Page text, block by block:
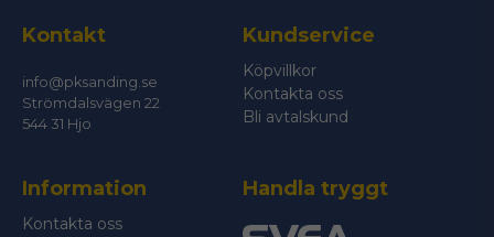
Skicka fråga
Kontakt
info@pksanding.se
Strömdalsvägen 22
544 31 Hjo
Kundservice
Köpvillkor
Kontakta oss
Bli avtalskund
Information
Kontakta oss
Handla tryggt